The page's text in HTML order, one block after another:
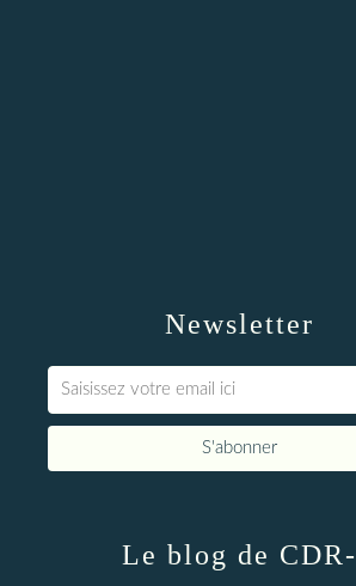
Newsletter
Le blog de CDR-